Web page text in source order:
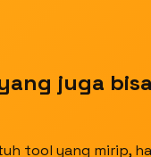
juga
tool yang mirip,